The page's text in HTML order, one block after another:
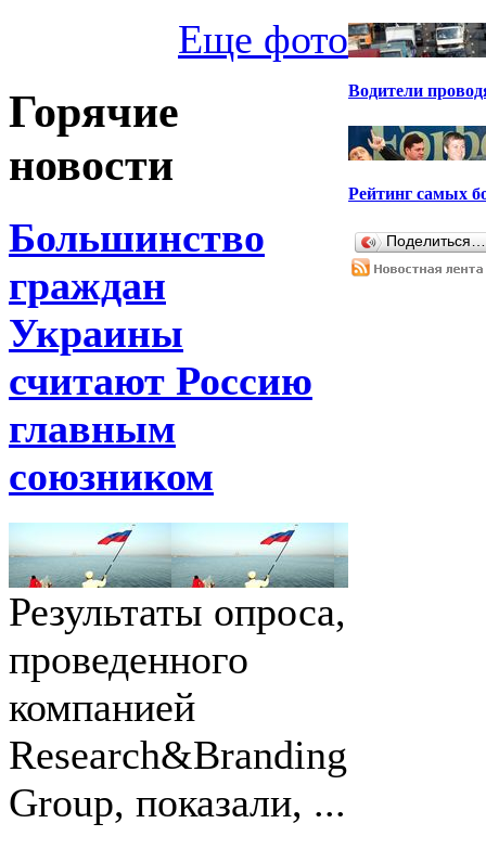
Еще фото
Горячие
новости
Большинство
граждан
Украины
считают Россию
главным
союзником
Результаты опроса,
проведенного
компанией
Research&Branding
Group, показали, ...
Водители
Рейтинг самых
Поделиться…